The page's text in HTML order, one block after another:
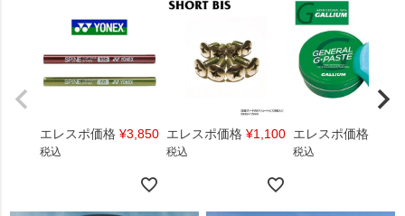
エレスポ価格 ¥3,850
税込
エレスポ価格 ¥1,100
税込
エレスポ価格
税込